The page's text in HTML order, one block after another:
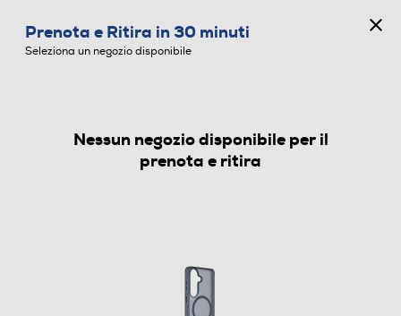
CUSTODIE
Prenota e Ritira in 30 minuti
Seleziona un negozio disponibile
Nessun negozio disponibile per il
prenota e ritira